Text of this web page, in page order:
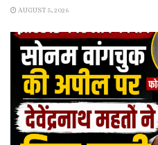
AUGUST 5, 2026